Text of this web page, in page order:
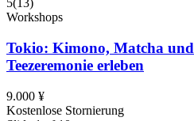
5(13)
Workshops
Tokio: Kimono, Matcha und
Teezeremonie erleben
9.000 ¥
Kostenlose Stornierung